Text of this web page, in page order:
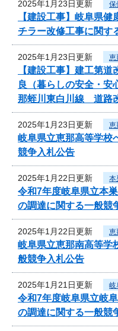
2025年1月23日更新 保
【建設工事】岐阜県
チラー改修工事に関す
2025年1月23日更新 恵
【建設工事】建工第
良（暮らしの安全・安
那蛭川東白川線 道路
2025年1月23日更新 恵
岐阜県立恵那高等学校
競争入札公告
2025年1月22日更新 本
令和7年度岐阜県立本
の調達に関する一般競
2025年1月22日更新 恵
岐阜県立恵那南高等学
般競争入札公告
2025年1月21日更新 岐
令和7年度岐阜県立岐
の調達に関する一般競